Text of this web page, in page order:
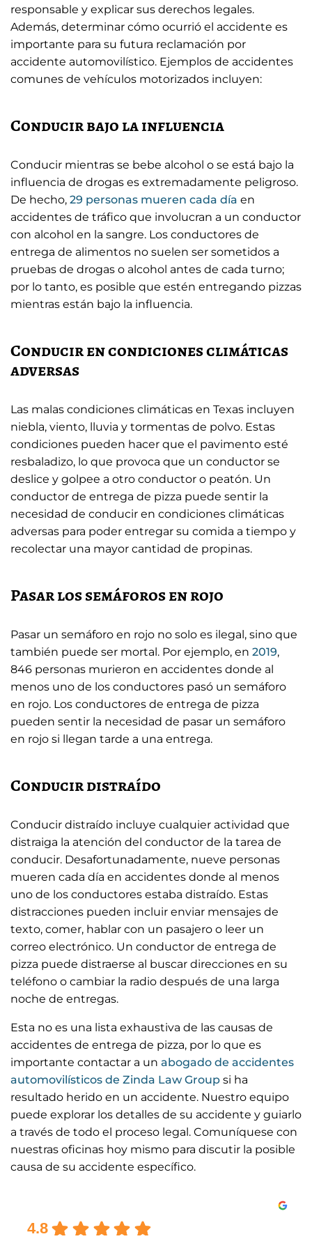
responsable y explicar sus derechos legales.
Además, determinar cómo ocurrió el accidente es
importante para su futura reclamación por
accidente automovilístico. Ejemplos de accidentes
comunes de vehículos motorizados incluyen:
Conducir bajo la influencia
Conducir mientras se bebe alcohol o se está bajo la
influencia de drogas es extremadamente peligroso.
De hecho, 29 personas mueren cada día en
accidentes de tráfico que involucran a un conductor
con alcohol en la sangre. Los conductores de
entrega de alimentos no suelen ser sometidos a
pruebas de drogas o alcohol antes de cada turno;
por lo tanto, es posible que estén entregando pizzas
mientras están bajo la influencia.
Conducir en condiciones climáticas
adversas
Las malas condiciones climáticas en Texas incluyen
niebla, viento, lluvia y tormentas de polvo. Estas
condiciones pueden hacer que el pavimento esté
resbaladizo, lo que provoca que un conductor se
deslice y golpee a otro conductor o peatón. Un
conductor de entrega de pizza puede sentir la
necesidad de conducir en condiciones climáticas
adversas para poder entregar su comida a tiempo y
recolectar una mayor cantidad de propinas.
Pasar los semáforos en rojo
Pasar un semáforo en rojo no solo es ilegal, sino que
también puede ser mortal. Por ejemplo, en 2019,
846 personas murieron en accidentes donde al
menos uno de los conductores pasó un semáforo
en rojo. Los conductores de entrega de pizza
pueden sentir la necesidad de pasar un semáforo
en rojo si llegan tarde a una entrega.
Conducir distraído
Conducir distraído incluye cualquier actividad que
distraiga la atención del conductor de la tarea de
conducir. Desafortunadamente, nueve personas
mueren cada día en accidentes donde al menos
uno de los conductores estaba distraído. Estas
distracciones pueden incluir enviar mensajes de
texto, comer, hablar con un pasajero o leer un
correo electrónico. Un conductor de entrega de
pizza puede distraerse al buscar direcciones en su
teléfono o cambiar la radio después de una larga
noche de entregas.
Esta no es una lista exhaustiva de las causas de
accidentes de entrega de pizza, por lo que es
importante contactar a un abogado de accidentes
automovilísticos de Zinda Law Group si ha
resultado herido en un accidente. Nuestro equipo
puede explorar los detalles de su accidente y guiarlo
a través de todo el proceso legal. Comuníquese con
nuestras oficinas hoy mismo para discutir la posible
causa de su accidente específico.
4.8